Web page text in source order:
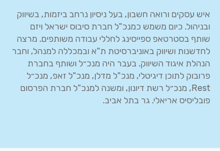
איש עסקים ורואה חשבון, בעל ניסיון נרחב ביזמות, בשיווק
ובניהול. כיום משמש כמנכ"ל חברת סיבוס ישראל ויזם
שותף בסטרטאפ ספייסינג לחללי עבודה משותפים. מרצה
לחדשנות ושיווק באוניברסיטת ת"א ובמכללה למנהל, וחבר
הנהלת איגוד השיווק. בעבר היה מנכ״ל ושותף בחברת
פרובוק לתוכן דיגיטלי, מנכ"ל מדלן, מנכ"ל זאפ, מנכ״ל
Rest, מנכ״ל רשת דיונון, ומשנה למנכ"ל חברת הפרסום
פובליסיס אריאלי. גר בתל אביב.